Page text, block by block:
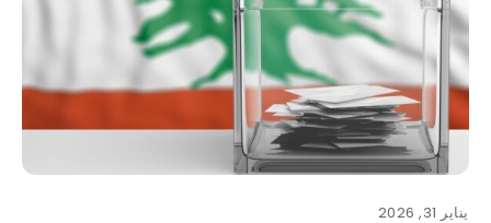
يناير 31, 2026